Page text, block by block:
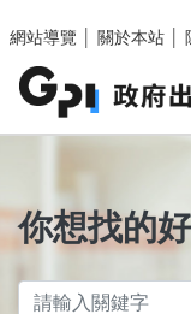
網站導覽
關於本站
你想找的